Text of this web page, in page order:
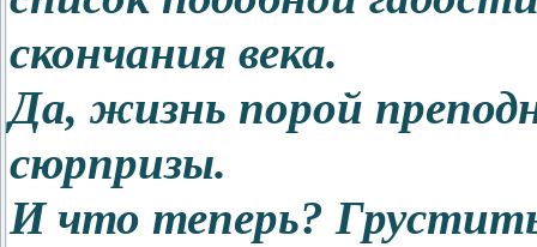
скончания века.
Да, жизнь порой
сюрпризы.
И что теперь?